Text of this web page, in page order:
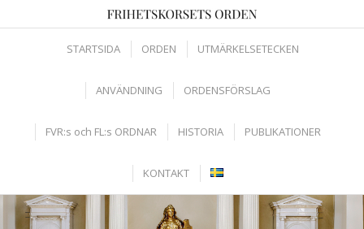
STARTSIDA ORDEN UTMÄRKELSETECKEN
ANVÄNDNING ORDENSFÖRSLAG
FVR:s och FL:s ORDNAR HISTORIA PUBLIKATIONER
KONTAKT